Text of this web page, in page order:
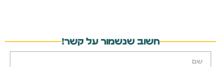
חשוב שנשמור על קשר!